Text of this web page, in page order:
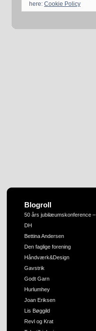
here: Cookie Policy
Blogroll
50 års jubilæumskonference –
DH
Bettina Andersen
Den faglige forening
Håndværk&Design
Gavstrik
Godt Garn
Hurlumhey
Joan Eriksen
Lis Bøggild
Revl og Krat